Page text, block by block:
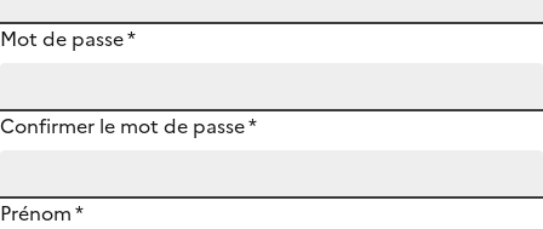
Mot de passe*
Confirmer le mot de passe*
Prénom*